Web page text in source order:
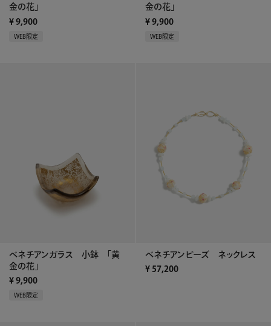
金の花」
¥ 9,900
WEB限定
金の花」
¥ 9,900
WEB限定
ベネチアンガラス 小鉢 「黄
金の花」
¥ 9,900
WEB限定
ベネチアンビーズ ネックレス
¥ 57,200